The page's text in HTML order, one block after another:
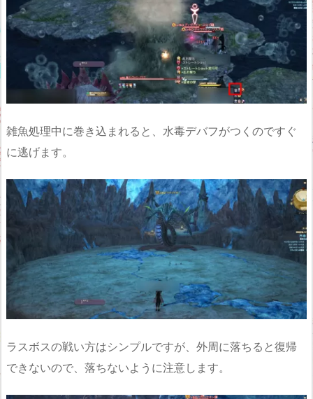
雑魚処理中に巻き込まれると、水毒デバフがつくのですぐ
に逃げます。
ラスボスの戦い方はシンプルですが、外周に落ちると復帰
できないので、落ちないように注意します。